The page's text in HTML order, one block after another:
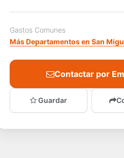
Gastos Comunes
Más Departamentos en San
Contactar por
Guardar